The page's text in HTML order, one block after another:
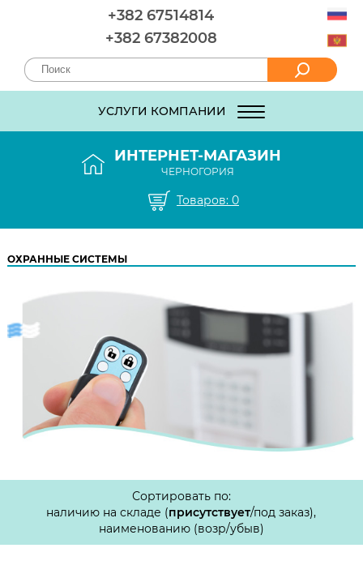
+382 67514814
+382 67382008
УСЛУГИ КОМПАНИИ
ИНТЕРНЕТ-МАГАЗИН
ЧЕРНОГОРИЯ
Товаров: 0
ОХРАННЫЕ СИСТЕМЫ
Сортировать по:
наличию на складе (присутствует/под заказ),
наименованию (возр/убыв)